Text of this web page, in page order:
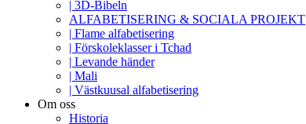
| 3D-Bibeln
ALFABETISERING & SOCIALA PROJEKT
| Flame alfabetisering
| Förskoleklasser i Tchad
| Levande händer
| Mali
| Västkuusal alfabetisering
Om oss
Historia